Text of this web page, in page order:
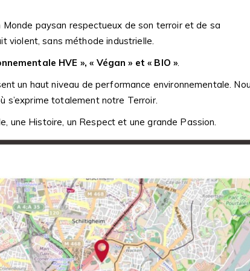
paysan respectueux de son terroir et de sa
violent, sans méthode industrielle.
HVE », « Végan » et « BIO ».
un haut niveau de performance environnementale.
s’exprime totalement notre Terroir.
une Histoire, un Respect et une grande Passion.